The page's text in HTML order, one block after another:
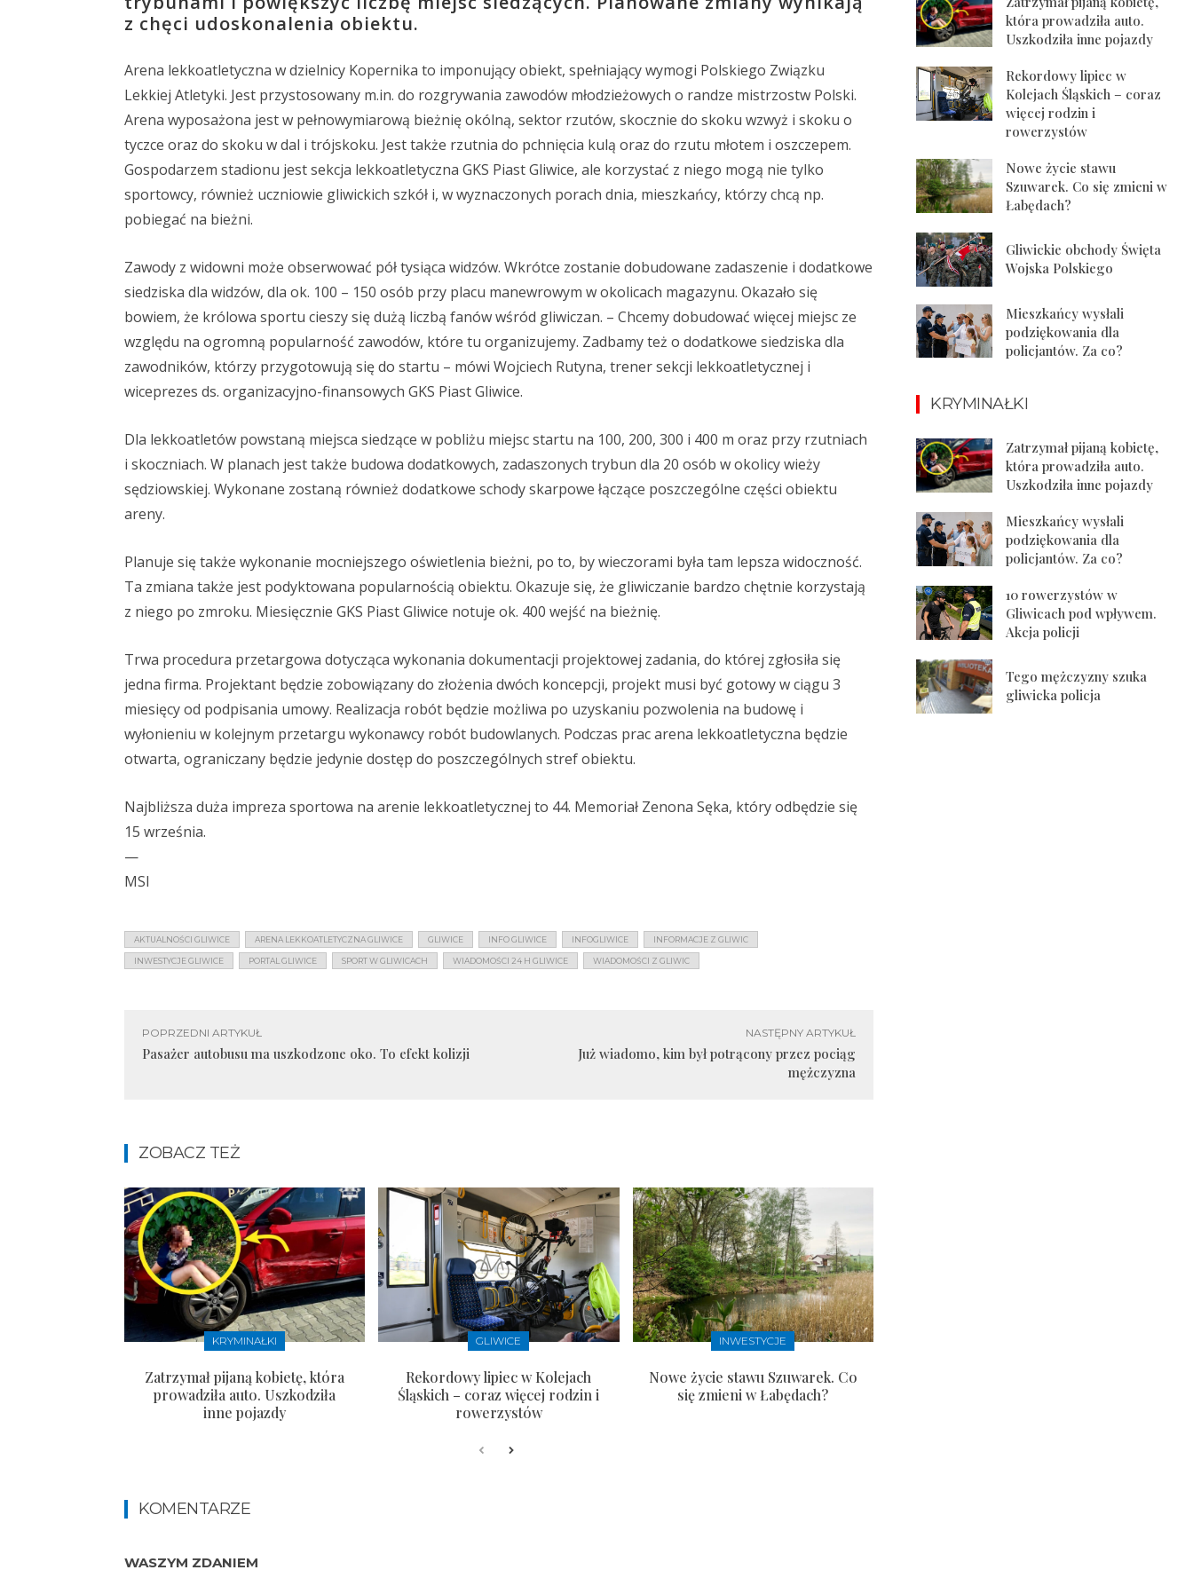
z chęci udoskonalenia obiektu.
Arena lekkoatletyczna w dzielnicy Kopernika to imponujący obiekt, spełniający wymogi Polskiego Związku
Lekkiej Atletyki. Jest przystosowany m.in. do rozgrywania zawodów młodzieżowych o randze mistrzostw Polski.
Arena wyposażona jest w pełnowymiarową bieżnię okólną, sektor rzutów, skocznie do skoku wzwyż i skoku o
tyczce oraz do skoku w dal i trójskoku. Jest także rzutnia do pchnięcia kulą oraz do rzutu młotem i oszczepem.
Gospodarzem stadionu jest sekcja lekkoatletyczna GKS Piast Gliwice, ale korzystać z niego mogą nie tylko
sportowcy, również uczniowie gliwickich szkół i, w wyznaczonych porach dnia, mieszkańcy, którzy chcą np.
pobiegać na bieżni.
Zawody z widowni może obserwować pół tysiąca widzów. Wkrótce zostanie dobudowane zadaszenie i dodatkowe
siedziska dla widzów, dla ok. 100 – 150 osób przy placu manewrowym w okolicach magazynu. Okazało się
bowiem, że królowa sportu cieszy się dużą liczbą fanów wśród gliwiczan. – Chcemy dobudować więcej miejsc ze
względu na ogromną popularność zawodów, które tu organizujemy. Zadbamy też o dodatkowe siedziska dla
zawodników, którzy przygotowują się do startu – mówi Wojciech Rutyna, trener sekcji lekkoatletycznej i
wiceprezes ds. organizacyjno-finansowych GKS Piast Gliwice.
Dla lekkoatletów powstaną miejsca siedzące w pobliżu miejsc startu na 100, 200, 300 i 400 m oraz przy rzutniach
i skoczniach. W planach jest także budowa dodatkowych, zadaszonych trybun dla 20 osób w okolicy wieży
sędziowskiej. Wykonane zostaną również dodatkowe schody skarpowe łączące poszczególne części obiektu
areny.
Planuje się także wykonanie mocniejszego oświetlenia bieżni, po to, by wieczorami była tam lepsza widoczność.
Ta zmiana także jest podyktowana popularnością obiektu. Okazuje się, że gliwiczanie bardzo chętnie korzystają
z niego po zmroku. Miesięcznie GKS Piast Gliwice notuje ok. 400 wejść na bieżnię.
Trwa procedura przetargowa dotycząca wykonania dokumentacji projektowej zadania, do której zgłosiła się
jedna firma. Projektant będzie zobowiązany do złożenia dwóch koncepcji, projekt musi być gotowy w ciągu 3
miesięcy od podpisania umowy. Realizacja robót będzie możliwa po uzyskaniu pozwolenia na budowę i
wyłonieniu w kolejnym przetargu wykonawcy robót budowlanych. Podczas prac arena lekkoatletyczna będzie
otwarta, ograniczany będzie jedynie dostęp do poszczególnych stref obiektu.
Najbliższa duża impreza sportowa na arenie lekkoatletycznej to 44. Memoriał Zenona Sęka, który odbędzie się
15 września.
—
MSI
AKTUALNOŚCI GLIWICE ARENA LEKKOATLETYCZNA GLIWICE GLIWICE INFO GLIWICE INFOGLIWICE INFORMACJE Z GLIWIC
INWESTYCJE GLIWICE PORTAL GLIWICE SPORT W GLIWICACH WIADOMOŚCI 24 H GLIWICE WIADOMOŚCI Z GLIWIC
POPRZEDNI ARTYKUŁ
Pasażer autobusu ma uszkodzone oko. To efekt kolizji
NASTĘPNY ARTYKUŁ
Już wiadomo, kim był potrącony przez pociąg
mężczyzna
ZOBACZ TEŻ
KRYMINAŁKI
Zatrzymał pijaną kobietę, która
prowadziła auto. Uszkodziła
inne pojazdy
GLIWICE
Rekordowy lipiec w Kolejach
Śląskich – coraz więcej rodzin i
rowerzystów
INWESTYCJE
Nowe życie stawu Szuwarek. Co
się zmieni w Łabędach?
KOMENTARZE
WASZYM ZDANIEM
która prowadziła auto.
Uszkodziła inne pojazdy
Rekordowy lipiec w
Kolejach Śląskich – coraz
więcej rodzin i
rowerzystów
Nowe życie stawu
Szuwarek. Co się zmieni w
Łabędach?
Gliwickie obchody Święta
Wojska Polskiego
Mieszkańcy wysłali
podziękowania dla
policjantów. Za co?
KRYMINAŁKI
Zatrzymał pijaną kobietę,
która prowadziła auto.
Uszkodziła inne pojazdy
Mieszkańcy wysłali
podziękowania dla
policjantów. Za co?
10 rowerzystów w
Gliwicach pod wpływem.
Akcja policji
Tego mężczyzny szuka
gliwicka policja